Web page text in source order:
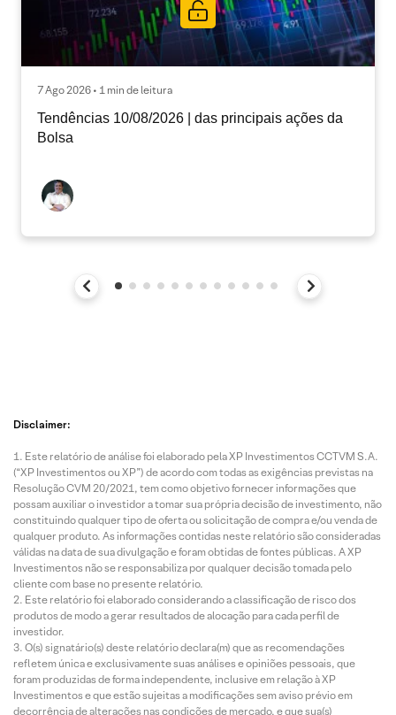
7 Ago 2026 • 1 min de leitura
Tendências 10/08/2026 | das principais ações da
Bolsa
Disclaimer:
Este relatório de análise foi elaborado pela XP Investimentos CCTVM S.A.
(“XP Investimentos ou XP”) de acordo com todas as exigências previstas na
Resolução CVM 20/2021, tem como objetivo fornecer informações que
possam auxiliar o investidor a tomar sua própria decisão de investimento, não
constituindo qualquer tipo de oferta ou solicitação de compra e/ou venda de
qualquer produto. As informações contidas neste relatório são consideradas
válidas na data de sua divulgação e foram obtidas de fontes públicas. A XP
Investimentos não se responsabiliza por qualquer decisão tomada pelo
cliente com base no presente relatório.
Este relatório foi elaborado considerando a classificação de risco dos
produtos de modo a gerar resultados de alocação para cada perfil de
investidor.
O(s) signatário(s) deste relatório declara(m) que as recomendações
refletem única e exclusivamente suas análises e opiniões pessoais, que
foram produzidas de forma independente, inclusive em relação à XP
Investimentos e que estão sujeitas a modificações sem aviso prévio em
decorrência de alterações nas condições de mercado, e que sua(s)